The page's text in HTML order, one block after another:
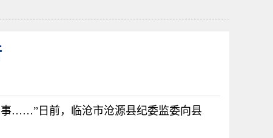
……”日前，临沧市沧源县纪委监委向县